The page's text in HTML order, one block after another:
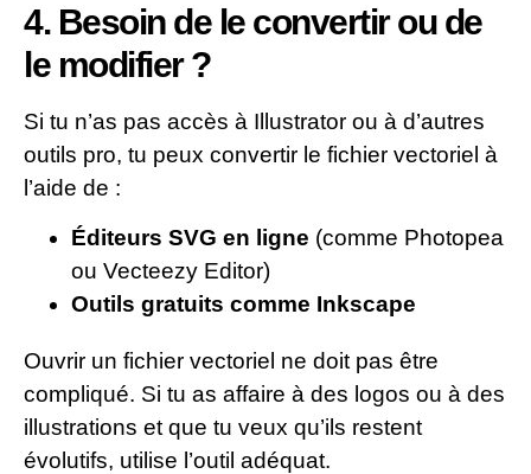
4. Besoin de le convertir ou de
le modifier ?
Si tu n’as pas accès à Illustrator ou à d’autres
outils pro, tu peux convertir le fichier vectoriel à
l’aide de :
Éditeurs SVG en ligne (comme Photopea
ou Vecteezy Editor)
Outils gratuits comme Inkscape
Ouvrir un fichier vectoriel ne doit pas être
compliqué. Si tu as affaire à des logos ou à des
illustrations et que tu veux qu’ils restent
évolutifs, utilise l’outil adéquat.